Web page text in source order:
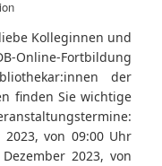
Kolleginnen und
Online-Fortbildung
der
finden Sie wichtige
von 09:00 Uhr
2023, von